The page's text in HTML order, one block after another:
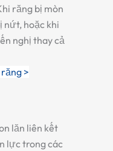
răng bị mòn
nứt, hoặc khi
nghị thay cả
>
lăn liên kết
lực trong các